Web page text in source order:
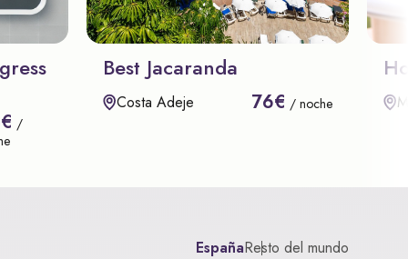
/
Best Jacaranda
Costa Adeje 76€ / noche
EspañaResto del mundo